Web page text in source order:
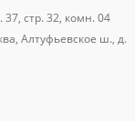
стр. 32, комн. 04
Алтуфьевское ш., д.